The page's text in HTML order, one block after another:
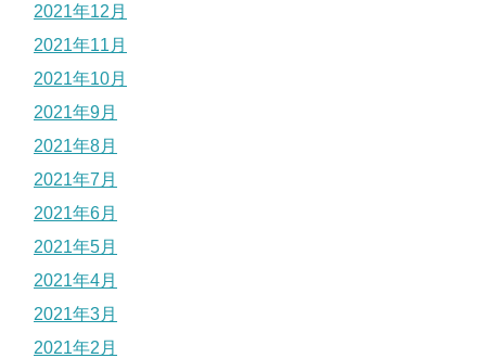
2021年12月
2021年11月
2021年10月
2021年9月
2021年8月
2021年7月
2021年6月
2021年5月
2021年4月
2021年3月
2021年2月